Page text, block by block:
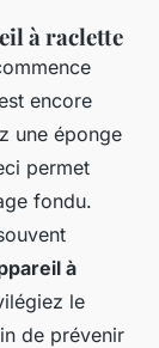
à raclette
encore
une éponge
permet
fondu.
à
le
de prévenir